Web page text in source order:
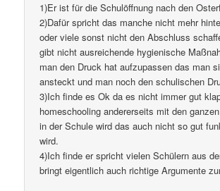
1)Er ist für die Schulöffnung nach den
2)Dafür spricht das manche nicht mehr
oder viele sonst nicht den Abschluss
gibt nicht ausreichende hygienische
man den Druck hat aufzupassen das man
ansteckt und man noch den schulischen
3)Ich finde es Ok da es nicht immer gut
homeschooling andererseits mit den
in der Schule wird das auch nicht so gut
wird.
4)Ich finde er spricht vielen Schülern aus
bringt eigentlich auch richtige Argumente